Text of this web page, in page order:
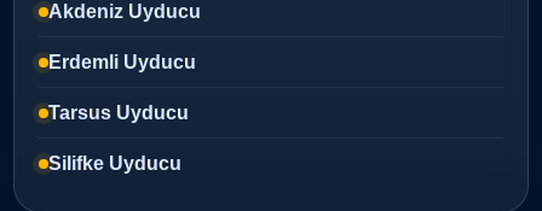
Akdeniz Uyducu
Erdemli Uyducu
Tarsus Uyducu
Silifke Uyducu